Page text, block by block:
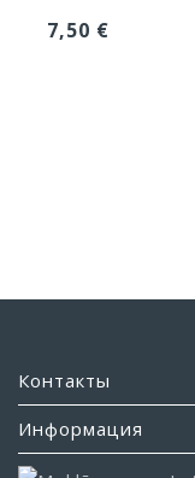
7,50 €
Контакты
Информация